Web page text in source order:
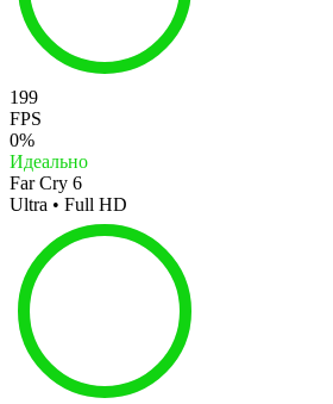
199
FPS
0%
Идеально
Far Cry 6
Ultra • Full HD